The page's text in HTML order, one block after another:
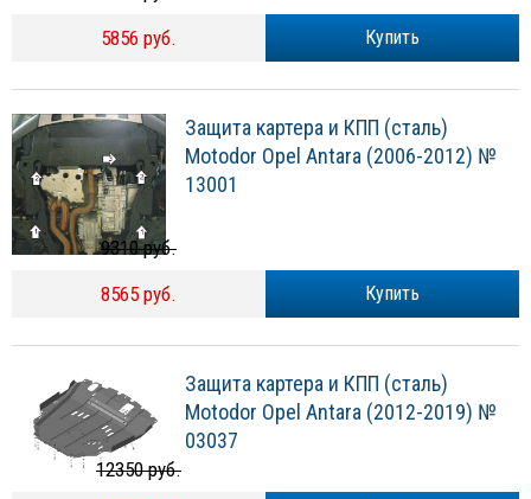
Купить
5856 руб.
Защита картера и КПП (сталь)
Motodor Opel Antara (2006-2012) №
13001
Купить
9310 руб.
8565 руб.
Защита картера и КПП (сталь)
Motodor Opel Antara (2012-2019) №
03037
12350 руб.